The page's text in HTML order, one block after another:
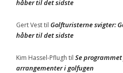
håber til det sidste
Gert Vesttil Golfturisterne svigter:
håber til det sidste
Kim Hassel-Pflugh til Se
arrangementer i golfugen